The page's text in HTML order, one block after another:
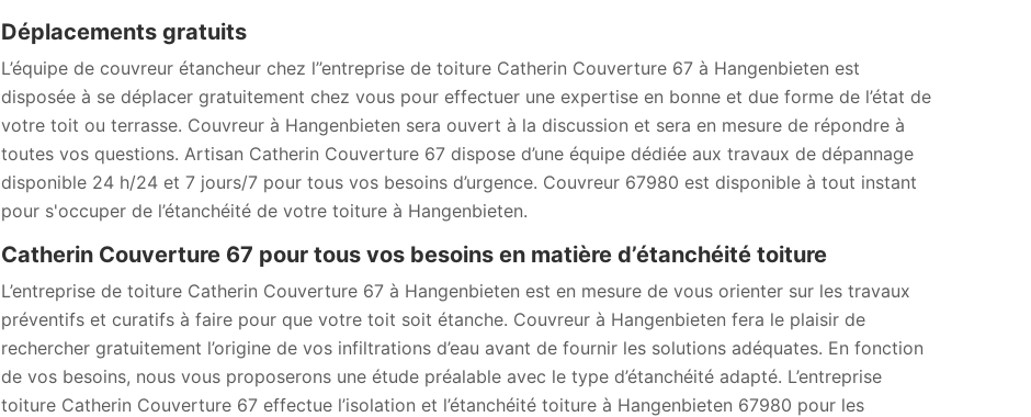
Déplacements gratuits
L’équipe de couvreur étancheur chez l’’entreprise de toiture Catherin Couverture 67 à Hangenbieten est
disposée à se déplacer gratuitement chez vous pour effectuer une expertise en bonne et due forme de l’état de
votre toit ou terrasse. Couvreur à Hangenbieten sera ouvert à la discussion et sera en mesure de répondre à
toutes vos questions. Artisan Catherin Couverture 67 dispose d’une équipe dédiée aux travaux de dépannage
disponible 24 h/24 et 7 jours/7 pour tous vos besoins d’urgence. Couvreur 67980 est disponible à tout instant
pour s'occuper de l’étanchéité de votre toiture à Hangenbieten.
Catherin Couverture 67 pour tous vos besoins en matière d’étanchéité toiture
L’entreprise de toiture Catherin Couverture 67 à Hangenbieten est en mesure de vous orienter sur les travaux
préventifs et curatifs à faire pour que votre toit soit étanche. Couvreur à Hangenbieten fera le plaisir de
rechercher gratuitement l’origine de vos infiltrations d’eau avant de fournir les solutions adéquates. En fonction
de vos besoins, nous vous proposerons une étude préalable avec le type d’étanchéité adapté. L’entreprise
toiture Catherin Couverture 67 effectue l’isolation et l’étanchéité toiture à Hangenbieten 67980 pour les